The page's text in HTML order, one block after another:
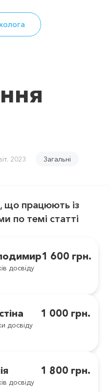
2023 Загальні
що працюють із
по темі статті
1 600 грн.
досвіду
1 000 грн.
досвіду
1 800 грн.
досвіду